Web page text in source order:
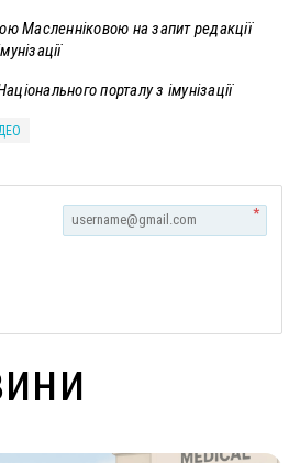
Масленніковою на запит редакції
порталу з імунізації
*